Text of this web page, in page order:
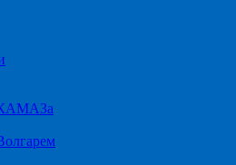
КАМАЗа